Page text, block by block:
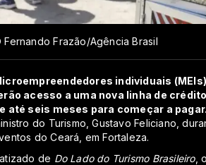
Fernando Frazão/Agência Brasil
individuais
acesso a uma nova linha de
até seis meses para começar a pagar.
do Turismo, Gustavo Feliciano,
do Ceará, em Fortaleza.
de Do Lado do Turismo Brasileiro,